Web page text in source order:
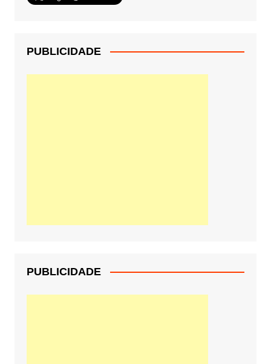
PUBLICIDADE
PUBLICIDADE